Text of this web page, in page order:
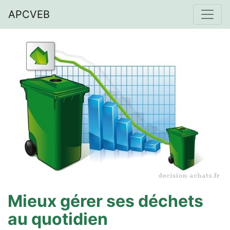
APCVEB
Mieux gérer ses déchets
au quotidien